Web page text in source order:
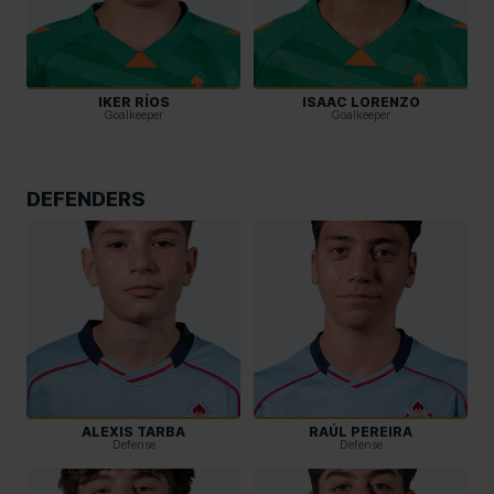
IKER RÍOS
Goalkeeper
ISAAC LORENZO
Goalkeeper
DEFENDERS
ALEXIS TARBA
Defense
RAÚL PEREIRA
Defense